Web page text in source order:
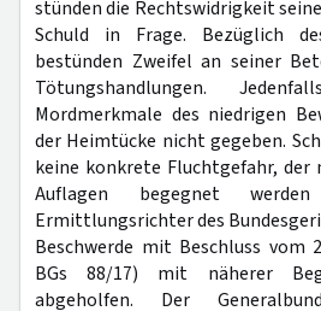
stünden die Rechtswidrigkeit
Schuld in Frage. Bezüglich
bestünden Zweifel an seiner
Tötungshandlungen.
Mordmerkmale des niedrigen
der Heimtücke nicht gegeben.
keine konkrete Fluchtgefahr, der
Auflagen begegnet
Ermittlungsrichter des
Beschwerde mit Beschluss vom
BGs 88/17) mit näherer
abgeholfen. Der